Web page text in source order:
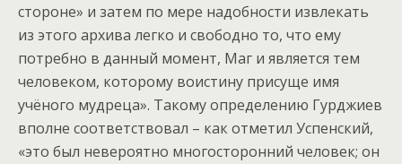
стороне» и затем по мере надобности извлекать
из этого архива легко и свободно то, что ему
потребно в данный момент, Маг и является тем
человеком, которому воистину присуще имя
учёного мудреца». Такому определению Гурджиев
вполне соответствовал – как отметил Успенский,
«это был невероятно многосторонний человек; он